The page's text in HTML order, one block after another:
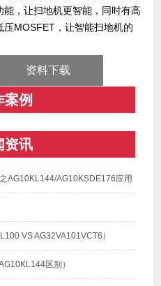
，让扫地机更智能，同时有高
MOSFET，让智能扫地机的
资料下载
案例
资讯
AG10KL144/AG10KSDE176应用
VS AG32VA101VCT6）
区别）